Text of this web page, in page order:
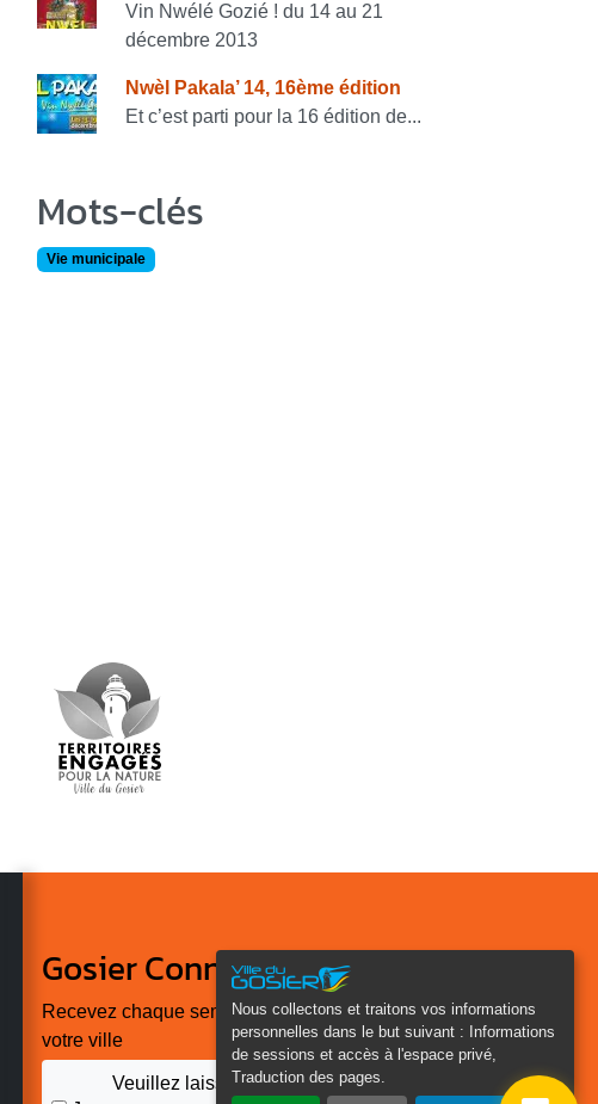
Nous collectons et traitons vos informations
personnelles dans le but suivant :
Informations
de sessions et accès à l'espace privé,
Traduction des pages
Vin Nwélé Gozié ! du 14 au 21
décembre 2013
Nwèl Pakala’ 14, 16ème édition
Et c’est parti pour la 16 édition de...
Mots-clés
Vie municipale
Gosier Connecté
Recevez chaque semaine l'actualité de
votre ville
Veuillez laisser ce champ